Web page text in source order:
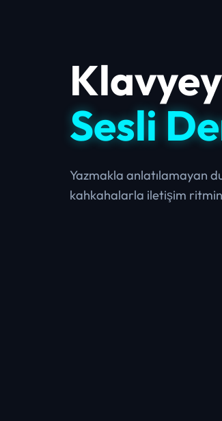
Sesli
Yazmakla anlatılamayan
kahkahalarla iletişim